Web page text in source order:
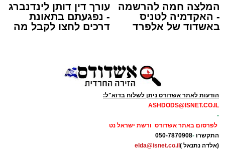
תאונת עבודה באשדוד
לאחר שנפלה מסולם במהלך עבודתה במחסן
באזור דרך הרכבת, מתחם ביג פאשן באשדוד.
כוחות ההצלה הוזעקו למקום בעקבות דיווח על
נפילה מגובה במהלך העבודה. עם הגעתם מצאו
את האישה בהכרה מלאה, כשהיא סובלת מחבלות
המלצה חמה להרשמה
- האקדמיה לטניס
באשדוד של אלפרד
עורך דין דותן לינדנברג
- נפגעתם בתאונת
דרכים לחצו לקבל מה
הודעות לאתר אשדודס ניתן לשלוח בדוא"ל:
ASHDODS@ISNET.CO.IL
-
לפרסום באתר אשדודס ורשת ישראל נט
התקשרו -
050-7870908
(אלדה נתנאל ) elda@isnet.co.il